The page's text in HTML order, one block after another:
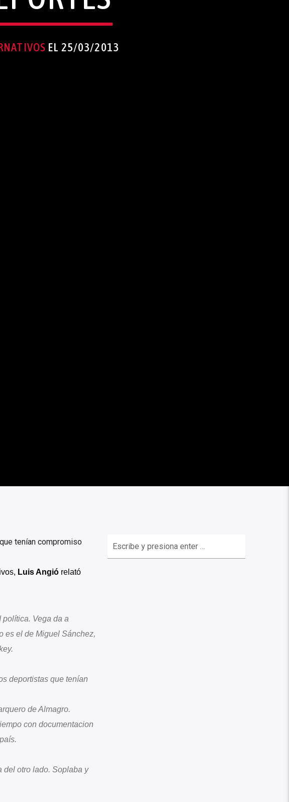
EL 25/03/2013
tenían compromiso
Luis Angiórelató
Vega da a
es el de Miguel Sánchez,
deportistas que tenían
de Almagro.
con documentacion
del otro lado. Soplaba y